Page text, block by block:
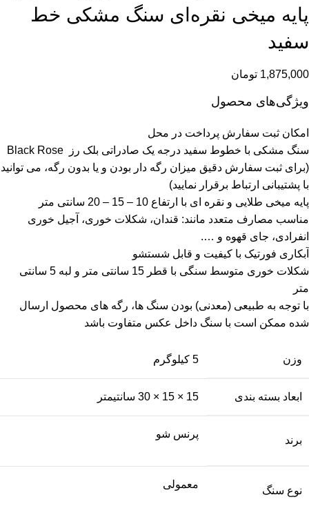
پایه میخی نقره‌ای سنگ مشکی خط
سفید
1,875,000 تومان
ویژگی‌های محصول
امکان ثبت سفارش پرداخت در محل
سنگ مشکی با خطوط سفید درجه یک صادراتی بلک رز Black Rose
(برای ثبت سفارش دقیق میزان رگه دار بودن و یا بدون رگه، می توانید
با پشتیبانی ارتباط برقرار نمایید)
پایه میخی طلایی و نقره ای با ارتفاع 10 – 15 – 20 سانتی متر
مناسب مصارف متعدد مانند: قندان، شکلات خوری، آجیل خوری
انفرادی، جای قهوه و ….
آبکاری فورتیک با کیفیت و قابل شستشو
شکلات خوری متوسط سنگی با قطر 15 سانتی متر و لبه 5 سانتی
متر
با توجه به طبیعی (معدنی) بودن سنگ ها، رگه های محصول ارسال
شده ممکن است با سنگ داخل عکس متفاوت باشد
وزن 5 کیلوگرم
ابعاد بسته بندی 15 × 15 × 30 سانتیمتر
برند
پرنس شو
نوع سنگ
معمولی